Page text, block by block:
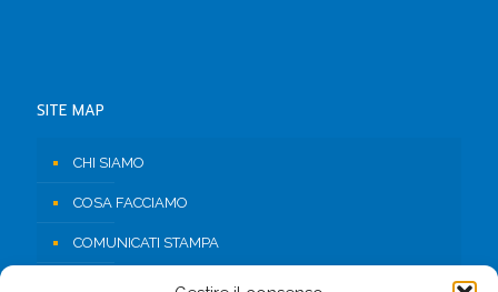
SITE MAP
CHI SIAMO
COSA FACCIAMO
COMUNICATI STAMPA